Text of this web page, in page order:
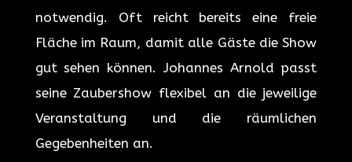
notwendig. Oft reicht bereits eine freie
Fläche im Raum, damit alle Gäste die Show
gut sehen können. Johannes Arnold passt
seine Zaubershow flexibel an die jeweilige
Veranstaltung und die räumlichen
Gegebenheiten an.